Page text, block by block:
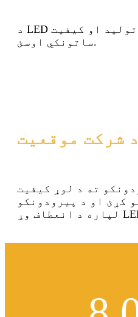
د LED څراغونو صنعت کې د تولید او کیفیت
ساتونکي اوسئ.
د شرکت موقعیت
ته د لوړ کیفیت
کړئ او د پیرودونکو